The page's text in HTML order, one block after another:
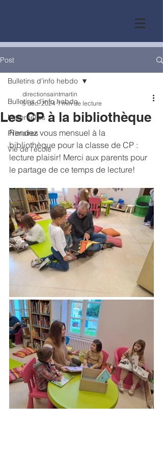
Post
Bulletins d'info hebdo
Maternelles
Primaires
Vie de l'école
Bulletins d'info hebdo
Les CP à la bibliothèque
directionsaintmartin
5 déc. 2024 1 min de lecture
Rendez vous mensuel à la
bibliothèque pour la classe de CP :
lecture plaisir! Merci aux parents pour
le partage de ce temps de lecture!